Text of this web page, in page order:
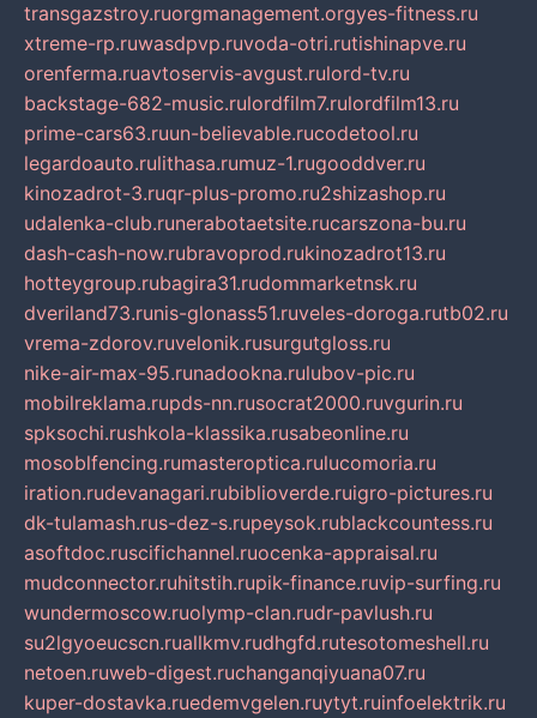
transgazstroy.ruorgmanagement.orgyes-fitness.ru
xtreme-rp.ruwasdpvp.ruvoda-otri.rutishinapve.ru
orenferma.ruavtoservis-avgust.rulord-tv.ru
backstage-682-music.rulordfilm7.rulordfilm13.ru
prime-cars63.ruun-believable.rucodetool.ru
legardoauto.rulithasa.rumuz-1.rugooddver.ru
kinozadrot-3.ruqr-plus-promo.ru2shizashop.ru
udalenka-club.runerabotaetsite.rucarszona-bu.ru
dash-cash-now.rubravoprod.rukinozadrot13.ru
hotteygroup.rubagira31.rudommarketnsk.ru
dveriland73.runis-glonass51.ruveles-doroga.rutb02.ru
vrema-zdorov.ruvelonik.rusurgutgloss.ru
nike-air-max-95.runadookna.rulubov-pic.ru
mobilreklama.rupds-nn.rusocrat2000.ruvgurin.ru
spksochi.rushkola-klassika.rusabeonline.ru
mosoblfencing.rumasteroptica.rulucomoria.ru
iration.rudevanagari.rubiblioverde.ruigro-pictures.ru
dk-tulamash.rus-dez-s.rupeysok.rublackcountess.ru
asoftdoc.ruscifichannel.ruocenka-appraisal.ru
mudconnector.ruhitstih.rupik-finance.ruvip-surfing.ru
wundermoscow.ruolymp-clan.rudr-pavlush.ru
su2lgyoeucscn.ruallkmv.rudhgfd.rutesotomeshell.ru
netoen.ruweb-digest.ruchanganqiyuana07.ru
kuper-dostavka.ruedemvgelen.ruytyt.ruinfoelektrik.ru